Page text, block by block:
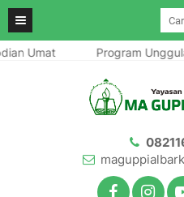
Umat Program